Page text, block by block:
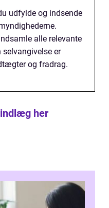
udfylde og indsende
alle relevante
er
og fradrag.
her